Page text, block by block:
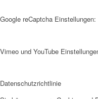
Google reCaptcha Einstellungen:
Vimeo und YouTube
Datenschutzrichtlinie